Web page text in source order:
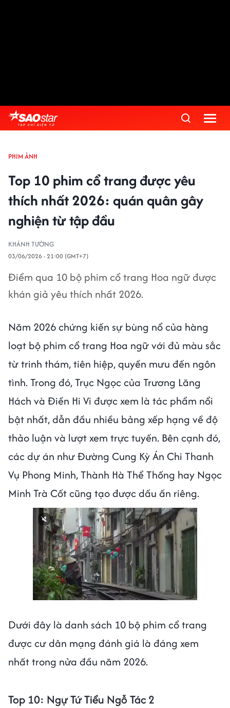
PHIM ẢNH
Top 10 phim cổ trang được yêu
thích nhất 2026: quán quân gây
nghiện từ tập đầu
KHÁNH TƯỜNG
03/06/2026 - 21:00 (GMT+7)
Điểm qua 10 bộ phim cổ trang Hoa ngữ được
khán giả yêu thích nhất 2026.
Năm 2026 chứng kiến sự bùng nổ của hàng
loạt bộ phim cổ trang Hoa ngữ với đủ màu sắc
từ trinh thám, tiên hiệp, quyền mưu đến ngôn
tình. Trong đó, Trục Ngọc của Trương Lăng
Hách và Điền Hi Vi được xem là tác phẩm nổi
bật nhất, dẫn đầu nhiều bảng xếp hạng về độ
thảo luận và lượt xem trực tuyến. Bên cạnh đó,
các dự án như Đường Cung Kỳ Án Chi Thanh
Vụ Phong Minh, Thành Hà Thể Thống hay Ngọc
Minh Trà Cốt cũng tạo được dấu ấn riêng.
Dưới đây là danh sách 10 bộ phim cổ trang
được cư dân mạng đánh giá là đáng xem
nhất trong nửa đầu năm 2026.
Top 10: Ngự Tứ Tiểu Ngỗ Tác 2